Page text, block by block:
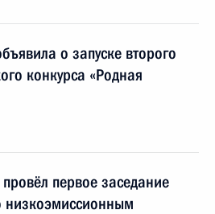
о запуске второго
конкурса «Родная
первое заседание
низкоэмиссионным